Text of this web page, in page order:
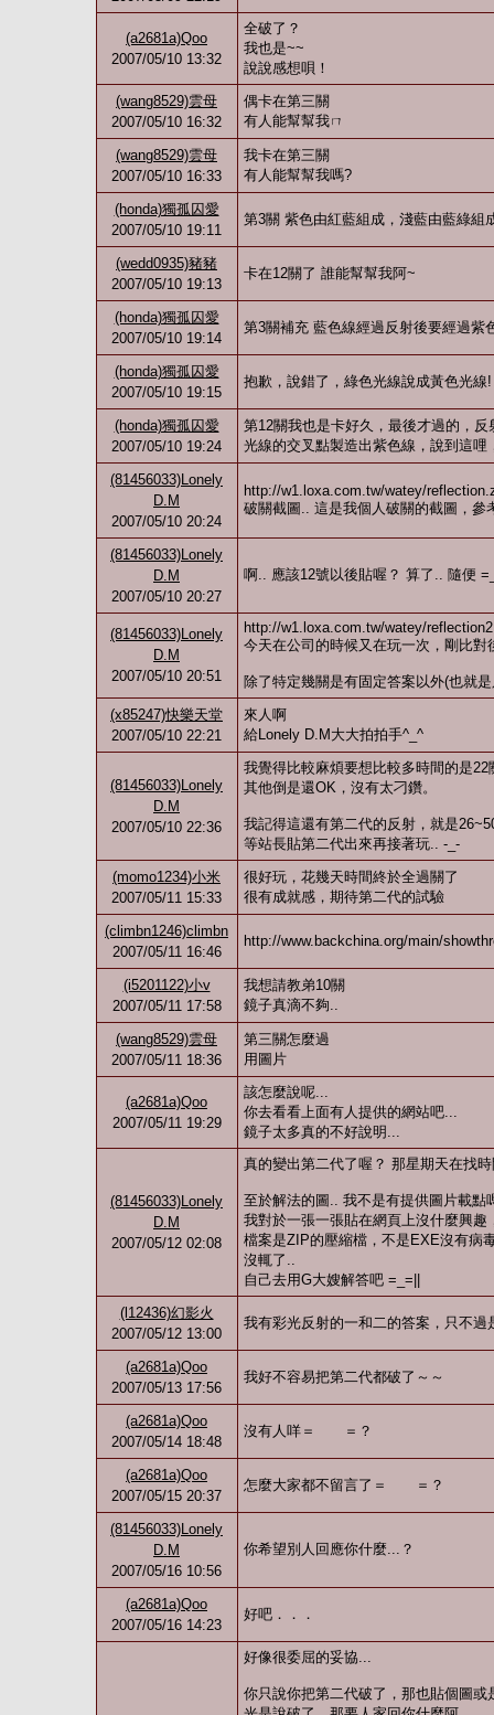
(a2681a)Qoo
2007/05/10 13:32
全破了？
我也是~~
說說感想唄！
(wang8529)雲母
2007/05/10 16:32
偶卡在第三關
有人能幫幫我ㄇ
(wang8529)雲母
2007/05/10 16:33
我卡在第三關
有人能幫幫我嗎?
(honda)獨孤囚愛
2007/05/10 19:11
第3關 紫色由紅藍組成，淺藍由藍綠組
(wedd0935)豬豬
2007/05/10 19:13
卡在12關了 誰能幫幫我阿~
(honda)獨孤囚愛
2007/05/10 19:14
第3關補充 藍色線經過反射後要經過紫
(honda)獨孤囚愛
2007/05/10 19:15
抱歉，說錯了，綠色光線說成黃色光線!
(honda)獨孤囚愛
2007/05/10 19:24
第12關我也是卡好久，最後才過的，
光線的交叉點製造出紫色線，說到這
(81456033)Lonely
D.M
2007/05/10 20:24
http://w1.loxa.com.tw/watey/
破關截圖.. 這是我個人破關的截圖，參
(81456033)Lonely
D.M
2007/05/10 20:27
啊.. 應該12號以後貼喔？ 算了.. 隨便
(81456033)Lonely
D.M
2007/05/10 20:51
http://w1.loxa.com.tw/watey/
今天在公司的時候又在玩一次，剛比
除了特定幾關是有固定答案以外(也就
(x85247)快樂天堂
2007/05/10 22:21
來人啊
給Lonely D.M大大拍拍手^_^
(81456033)Lonely
D.M
2007/05/10 22:36
我覺得比較麻煩要想比較多時間的是
其他倒是還OK，沒有太刁鑽。
我記得這還有第二代的反射，就是
等站長貼第二代出來再接著玩.. -_-
(momo1234)小米
2007/05/11 15:33
很好玩，花幾天時間終於全過關了
很有成就感，期待第二代的試驗
(climbn1246)climbn
2007/05/11 16:46
http://www.backchina.org/main/
(i5201122)小v
2007/05/11 17:58
我想請教弟10關
鏡子真滴不夠..
(wang8529)雲母
2007/05/11 18:36
第三關怎麼過
用圖片
(a2681a)Qoo
2007/05/11 19:29
該怎麼說呢...
你去看看上面有人提供的網站吧...
鏡子太多真的不好說明...
(81456033)Lonely
D.M
2007/05/12 02:08
真的變出第二代了喔？ 那星期天在找
至於解法的圖.. 我不是有提供圖片載點
我對於一張一張貼在網頁上沒什麼興
檔案是ZIP的壓縮檔，不是EXE沒有病
沒輒了..
自己去用G大嫂解答吧 =_=||
(l12436)幻影火
2007/05/12 13:00
我有彩光反射的一和二的答案，只不過
(a2681a)Qoo
2007/05/13 17:56
我好不容易把第二代都破了～～
(a2681a)Qoo
2007/05/14 18:48
沒有人咩＝ ＝？
(a2681a)Qoo
2007/05/15 20:37
怎麼大家都不留言了＝ ＝？
(81456033)Lonely
D.M
2007/05/16 10:56
你希望別人回應你什麼...？
(a2681a)Qoo
2007/05/16 14:23
好吧．．．
好像很委屈的妥協...
你只說你把第二代破了，那也貼個圖或